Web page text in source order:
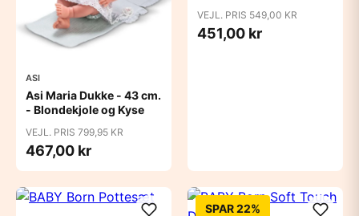
ASI
Asi Maria Dukke - 43 cm.
- Blondekjole og Kyse
VEJL. PRIS 799,95 KR
467,00 kr
VEJL. PRIS 549,00 KR
451,00 kr
SPAR 22%